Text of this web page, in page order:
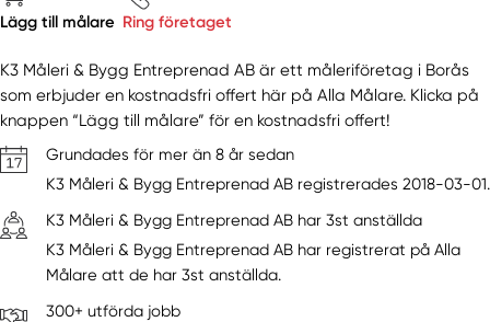
Lägg till målare Ring företaget
K3 Måleri & Bygg Entreprenad AB är ett måleriföretag i Borås
som erbjuder en kostnadsfri offert här på Alla Målare. Klicka på
knappen “Lägg till målare” för en kostnadsfri offert!
Grundades för mer än 8 år sedan
K3 Måleri & Bygg Entreprenad AB registrerades 2018-03-01.
K3 Måleri & Bygg Entreprenad AB har 3st anställda
K3 Måleri & Bygg Entreprenad AB har registrerat på Alla
Målare att de har 3st anställda.
300+ utförda jobb